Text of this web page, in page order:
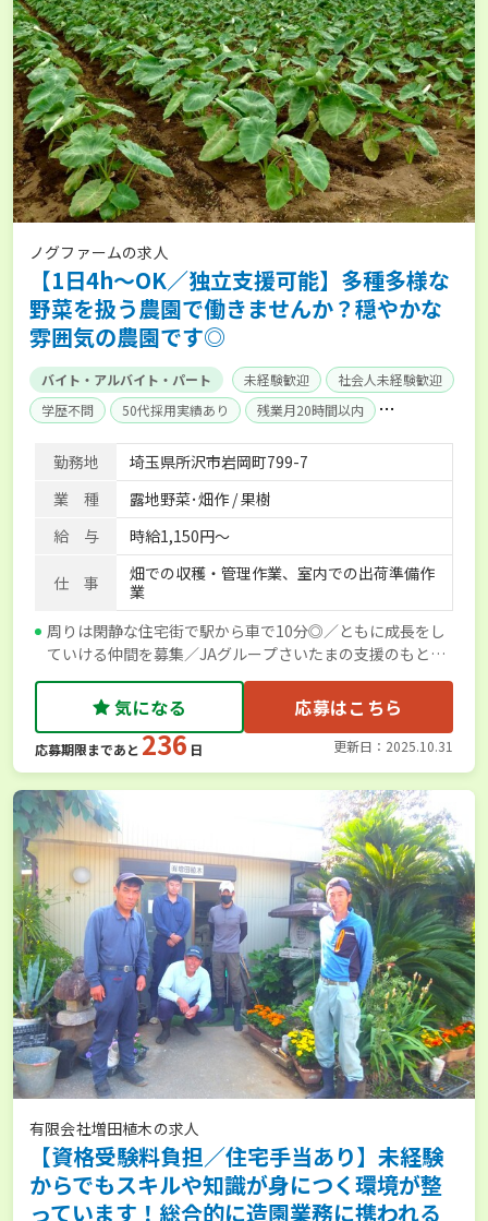
ノグファームの求人
【1日4h～OK／独立支援可能】多種多様な
野菜を扱う農園で働きませんか？穏やかな
雰囲気の農園です◎
バイト・アルバイト・パート 未経験歓迎
社会人未経験歓迎
学歴不問
50代採用実績あり
残業月20時間以内
独立支援可能
産休･育休取得実績あり
勤務地
埼玉県所沢市岩岡町799-7
業 種
露地野菜･畑作 / 果樹
給 与
時給1,150円～
仕 事
畑での収穫・管理作業、室内での出荷準備作
業
周りは閑静な住宅街で駅から車で10分◎／ともに成長をし
ていける仲間を募集／JAグループさいたまの支援のもと掲
載しています
気になる 応募はこちら
応募期限まであと 236 日 更新日：2025.10.31
有限会社増田植木の求人
【資格受験料負担／住宅手当あり】未経験
からでもスキルや知識が身につく環境が整
っています！総合的に造園業務に携われる